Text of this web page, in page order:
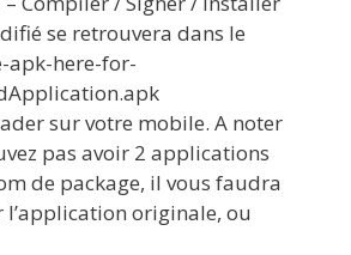
se retrouvera dans le
apk-here-for-
sur votre mobile. A noter
pas avoir 2 applications
de package, il vous faudra
originale, ou